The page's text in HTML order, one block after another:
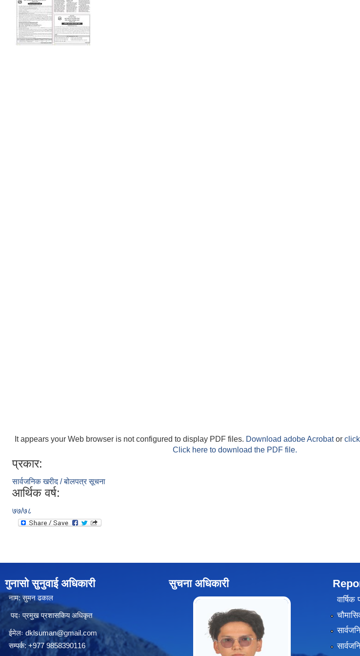
It appears your Web browser is not configured to display PDF files. Download adobe Acrobator
Click here to download the PDF file.
प्रकार:
सार्वजनिक खरीद / बोलपत्र सूचना
आर्थिक वर्ष:
७७/७८
गुनासो सुनुवाई अधिकारी
नाम: सुमन ढकाल
पदः प्रमुख प्रशासकिय अधिकृत
ईमेलः dklsuman@gmail.com
सम्पर्क: +977 9858390116
सुचना अधिकारी